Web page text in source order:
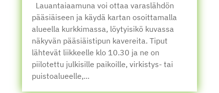
Lauantaiaamuna voi ottaa varaslähdön
pääsiäiseen ja käydä kartan osoittamalla
alueella kurkkimassa, löytyisikö kuvassa
näkyvän pääsiäistipun kavereita. Tiput
lähtevät liikkeelle klo 10.30 ja ne on
piilotettu julkisille paikoille, virkistys- tai
puistoalueelle,...